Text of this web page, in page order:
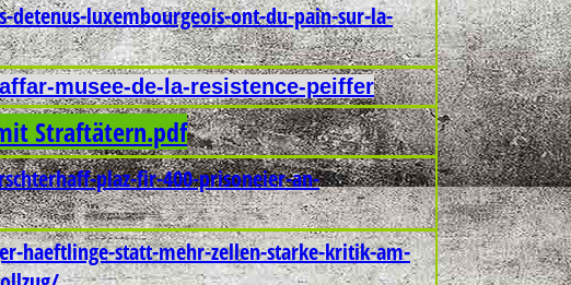
detenus-luxembourgeois-ont-du-pain-sur-la-
musee-de-la-resistence-peiffer
Straftätern.pdf
plaz-fir-400-prisoneier-an-
haeftlinge-statt-mehr-zellen-starke-kritik-am-